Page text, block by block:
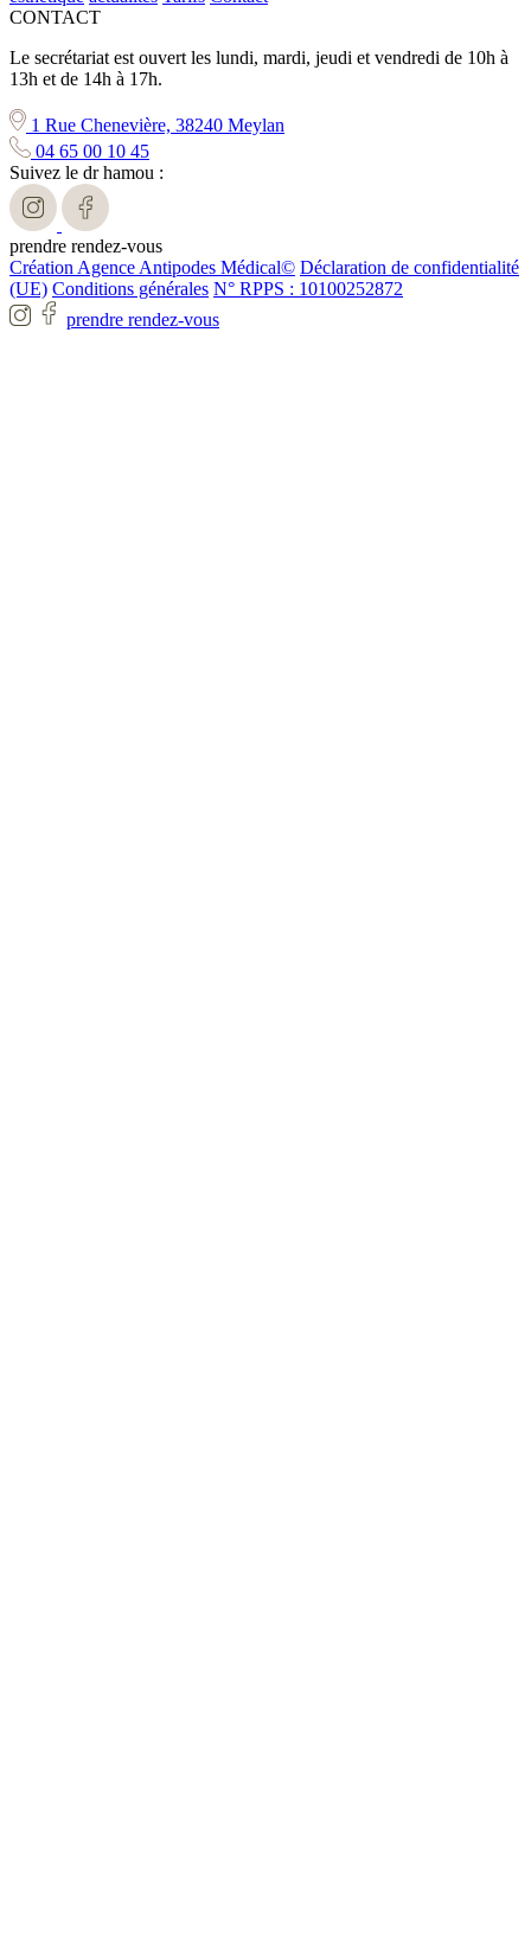
CONTACT
Le secrétariat est ouvert les lundi, mardi, jeudi et vendredi de 10h à
13h et de 14h à 17h.
1 Rue Chenevière, 38240 Meylan
04 65 00 10 45
Suivez le dr hamou :
prendre rendez-vous
Création Agence Antipodes Médical© Déclaration de confidentialité
(UE) Conditions générales N° RPPS : 10100252872
prendre rendez-vous